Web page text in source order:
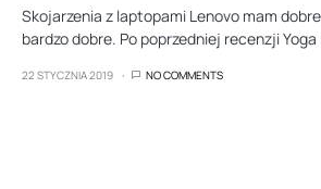
Skojarzenia z laptopami Lenovo mam
bardzo dobre. Po poprzedniej recenzji
22 STYCZNIA 2019 NO COMMENTS